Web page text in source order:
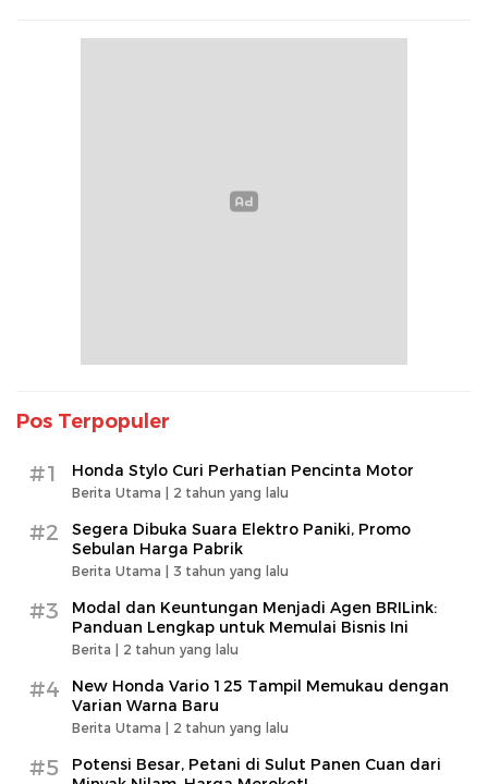
Pos Terpopuler
#1 Honda Stylo Curi Perhatian Pencinta Motor
Berita Utama | 2 tahun yang lalu
#2
Segera Dibuka Suara Elektro Paniki, Promo
Sebulan Harga Pabrik
Berita Utama | 3 tahun yang lalu
#3
Modal dan Keuntungan Menjadi Agen BRILink:
Panduan Lengkap untuk Memulai Bisnis Ini
Berita | 2 tahun yang lalu
#4
New Honda Vario 125 Tampil Memukau dengan
Varian Warna Baru
Berita Utama | 2 tahun yang lalu
#5
Potensi Besar, Petani di Sulut Panen Cuan dari